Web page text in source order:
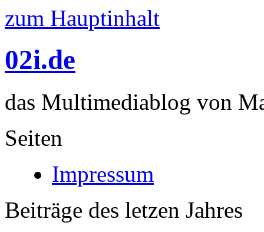
zum Hauptinhalt
02i.de
das Multimediablog von
Seiten
Impressum
Beiträge des letzen Jahres